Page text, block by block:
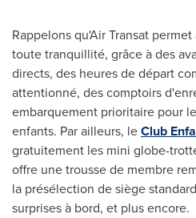
Rappelons qu'Air Transat
toute tranquillité, grâce à des
directs, des heures de départ
attentionné, des comptoirs
embarquement prioritaire pour
enfants. Par ailleurs, leClub
gratuitement les mini globe-
offre une trousse de membre
la présélection de siège
surprises à bord, et plus encore.